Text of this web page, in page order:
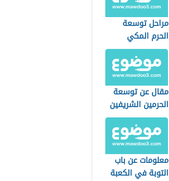
مراحل توسعة
الحرم المكي
مقال عن توسعة
الحرمين الشريفين
معلومات عن باب
التوبة في الكعبة